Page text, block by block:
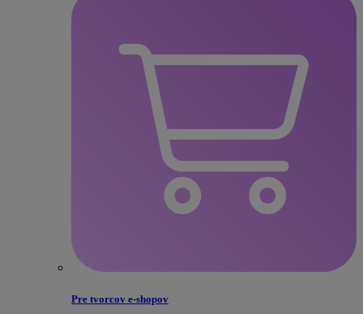
Pre tvorcov e‑shopov